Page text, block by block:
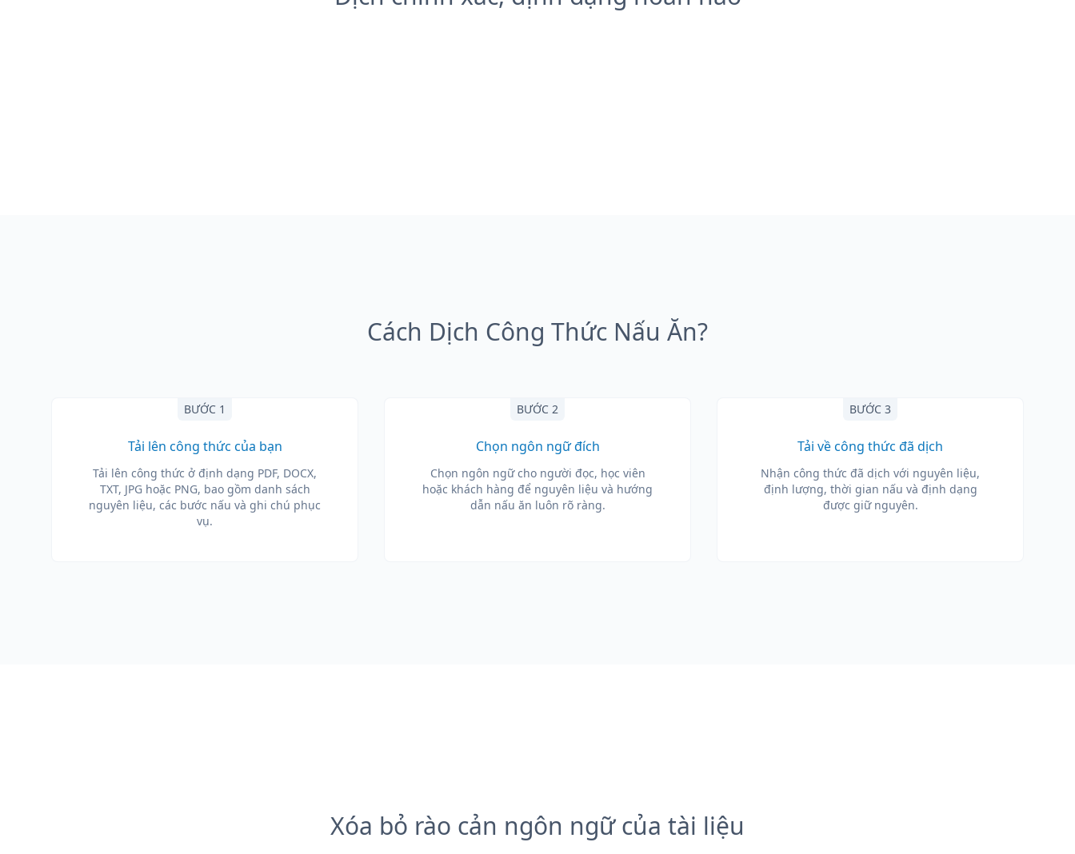
Cách Dịch Công Thức Nấu Ăn?
BƯỚC 1
Tải lên công thức của bạn
Tải lên công thức ở định dạng PDF, DOCX,
TXT, JPG hoặc PNG, bao gồm danh sách
nguyên liệu, các bước nấu và ghi chú phục
vụ.
BƯỚC 2
Chọn ngôn ngữ đích
Chọn ngôn ngữ cho người đọc, học viên
hoặc khách hàng để nguyên liệu và hướng
dẫn nấu ăn luôn rõ ràng.
BƯỚC 3
Tải về công thức đã dịch
Nhận công thức đã dịch với nguyên liệu,
định lượng, thời gian nấu và định dạng
được giữ nguyên.
Xóa bỏ rào cản ngôn ngữ của tài liệu